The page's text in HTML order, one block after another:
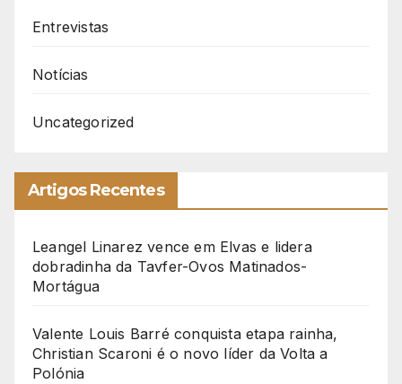
Entrevistas
Notícias
Uncategorized
Artigos Recentes
Leangel Linarez vence em Elvas e lidera
dobradinha da Tavfer-Ovos Matinados-
Mortágua
Valente Louis Barré conquista etapa rainha,
Christian Scaroni é o novo líder da Volta a
Polónia